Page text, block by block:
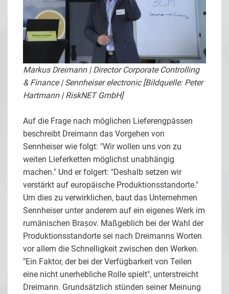
Markus Dreimann | Director Corporate Controlling
& Finance | Sennheiser electronic [Bildquelle: Peter
Hartmann | RiskNET GmbH]
Auf die Frage nach möglichen Lieferengpässen
beschreibt Dreimann das Vorgehen von
Sennheiser wie folgt: "Wir wollen uns von zu
weiten Lieferketten möglichst unabhängig
machen." Und er folgert: "Deshalb setzen wir
verstärkt auf europäische Produktionsstandorte."
Um dies zu verwirklichen, baut das Unternehmen
Sennheiser unter anderem auf ein eigenes Werk im
rumänischen Brașov. Maßgeblich bei der Wahl der
Produktionsstandorte sei nach Dreimanns Worten
vor allem die Schnelligkeit zwischen den Werken.
"Ein Faktor, der bei der Verfügbarkeit von Teilen
eine nicht unerhebliche Rolle spielt", unterstreicht
Dreimann. Grundsätzlich stünden seiner Meinung